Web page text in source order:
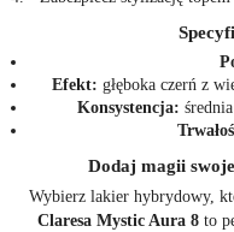
Efekt: głęboka czerń z
Konsystencja:
Dodaj magii
Wybierz lakier hybrydowy,
Claresa Mystic Aura 8 to